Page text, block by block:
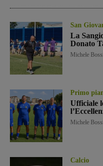
San
La
Donato
Michele
Primo
Ufficiale
Michele
Calcio